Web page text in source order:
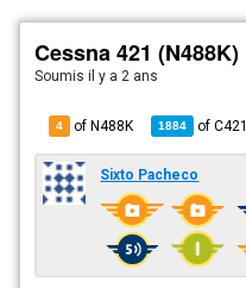
Cessna 421 (N488K)
Soumisil y a 2 ans
4 of N488K 1884 ofC421
Sixto Pacheco